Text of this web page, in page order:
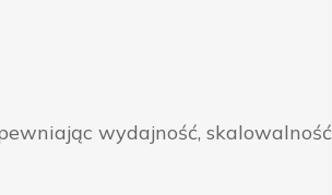
wydajność, skalowalność